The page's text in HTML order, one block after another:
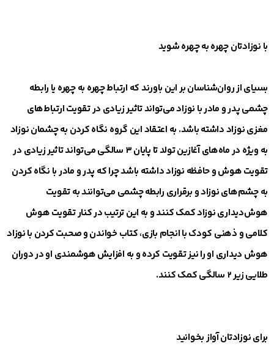
با نوزادتان چهره به چهره شوید
بسیای از روان‌شناسان بر این باورند که ارتباط چهره به چهره یا رابطه
چشمی پدر و مادر با نوزاد می‌تواند تاثیر زیادی در تقویت ارتباط‌های
مغزی نوزاد داشته باشد. به اعتقاد این گروه نگاه کردن به چشمان نوزاد
به ویژه در ماه‌های آغازین تولد تا پایان ۳ سالگی می‌تواند تاثیر زیادی در
تقویت هوش و حافظه نوزاد داشته باشد چرا که پدر و مادر با نگاه کردن
به چشم‌های نوزاد و برقراری رابطه چشمی می‌توانند به تقویت
هوش‌دیداری نوزاد کمک کنند و به این ترتیب در کنار تقویت هوش
کلامی و ذهنی کودک با انجام بازی، کتاب خواندن و صحبت کردن با نوزاد
هوش دیداری او را نیز تقویت کرده و به افزایش هوشمندی او در دوران
طلایی زیر ۲ سالگی کمک کنند.
برای نوزادتان آواز بخوانید